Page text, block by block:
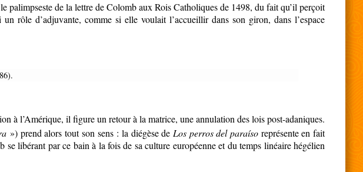
palimpseste de la lettre de Colomb aux Rois Catholiques de 1498, du fait qu’il perçoit
rôle d’adjuvante, comme si elle voulait l’accueillir dans son giron, dans l’espace
à l’Amérique, il figure un retour à la matrice, une annulation des lois post-adaniques.
») prend alors tout son sens : la diégèse de Los perros del paraíso représente en fait
libérant par ce bain à la fois de sa culture européenne et du temps linéaire hégélien